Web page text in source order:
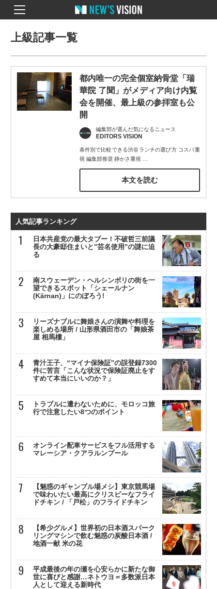
上級記事一覧
都内唯一の完全個室納骨堂「瑞
華院 了聞」がメディア向け内覧
会を開催、最上級の参拝室も公
開
編集部が選んだ気になるニュース
EDITORS VISION
条件別で比較できる渋谷ランチの選び方 コスパ重
視 編集部推奨 静かさ重視
本文を読む
人気記事ランキング
日本共産党の最大タブー！不破哲三前議
長の大豪邸住まいと”芸名使用”の謎に迫
る
南スウェーデン・ヘルシンボリの街を一
望できるスポット「シェールナン
(Kärnan)」にのぼろう!
リーズナブルに舞娘さんの演舞や料理を
楽しめる場所 / 山形県酒田市の「舞娘茶
屋 相馬樓」
青汁王子、“マイナ保険証”の誤登録7300
件に苦言「こんな状況で保険証廃止をす
すめて本当にいいのか？」
トラブルに遭わないために、モロッコ旅
行で注意したい8つのポイント
オンライン配車サービスをフル活用する
マレーシア・クアラルンプール
【魅惑のギャンブル場メシ】東京競馬場
で味わいたい最高にクリスピーなフライ
ドチキン / 「戸松」のフライドチキン
【希少グルメ】世界初の日本酒スパーク
リングマシンで飲む魅惑の炭酸日本酒 /
地酒一献 米の花
平成最後の年の瀬を心安らかに新たな御
世に喜びと感謝…ネトウヨ＝多数派日本
人として迎える新時代